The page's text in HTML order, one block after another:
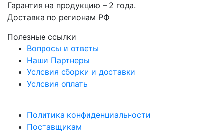
Гарантия на продукцию – 2 года.
Доставка по регионам РФ
Полезные ссылки
Вопросы и ответы
Наши Партнеры
Условия сборки и доставки
Условия оплаты
Политика конфиденциальности
Поставщикам